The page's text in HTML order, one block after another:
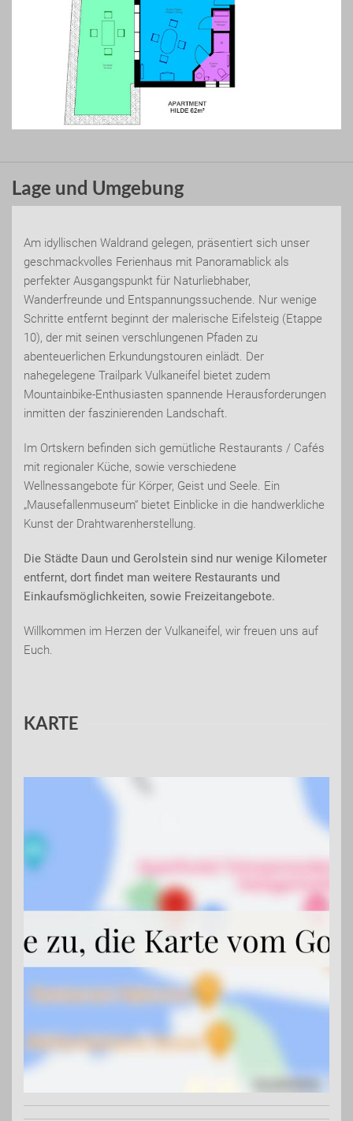
Lage und Umgebung
Am idyllischen Waldrand gelegen, präsentiert sich unser
geschmackvolles Ferienhaus mit Panoramablick als
perfekter Ausgangspunkt für Naturliebhaber,
Wanderfreunde und Entspannungssuchende. Nur wenige
Schritte entfernt beginnt der malerische Eifelsteig (Etappe
10), der mit seinen verschlungenen Pfaden zu
abenteuerlichen Erkundungstouren einlädt. Der
nahegelegene Trailpark Vulkaneifel bietet zudem
Mountainbike-Enthusiasten spannende Herausforderungen
inmitten der faszinierenden Landschaft.
Im Ortskern befinden sich gemütliche Restaurants / Cafés
mit regionaler Küche, sowie verschiedene
Wellnessangebote für Körper, Geist und Seele. Ein
„Mausefallenmuseum“ bietet Einblicke in die handwerkliche
Kunst der Drahtwarenherstellung.
Die Städte Daun und Gerolstein sind nur wenige Kilometer
entfernt, dort findet man weitere Restaurants und
Einkaufsmöglichkeiten, sowie Freizeitangebote.
Willkommen im Herzen der Vulkaneifel, wir freuen uns auf
Euch.
KARTE